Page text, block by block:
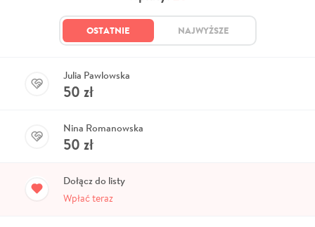
OSTATNIE NAJWYŻSZE
Julia Pawlowska
50 zł
Nina Romanowska
50 zł
Dołącz do listy
Wpłać teraz